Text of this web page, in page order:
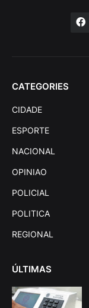
CATEGORIES
CIDADE
ESPORTE
NACIONAL
OPINIAO
POLICIAL
POLITICA
REGIONAL
ÚLTIMAS